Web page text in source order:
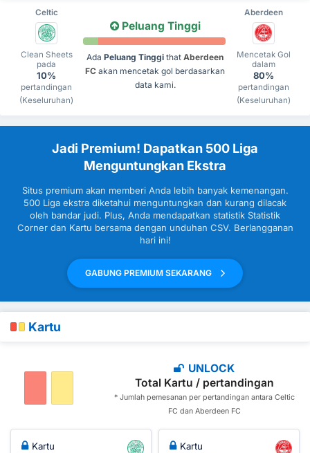
Celtic Aberdeen
Clean Sheets
pada
10%
pertandingan
(Keseluruhan)
Peluang Tinggi
Ada Peluang Tinggi that Aberdeen
FC akan mencetak gol berdasarkan
data kami.
Mencetak Gol
dalam
80%
pertandingan
(Keseluruhan)
Jadi Premium! Dapatkan 500 Liga
Menguntungkan Ekstra
Situs premium akan memberi Anda lebih banyak kemenangan.
500 Liga ekstra diketahui menguntungkan dan kurang dilacak
oleh bandar judi. Plus, Anda mendapatkan statistik Statistik
Corner dan Kartu bersama dengan unduhan CSV. Berlangganan
hari ini!
GABUNG PREMIUM SEKARANG
Kartu
UNLOCK
Total Kartu / pertandingan
* Jumlah pemesanan per pertandingan antara Celtic
FC dan Aberdeen FC
Kartu Kartu